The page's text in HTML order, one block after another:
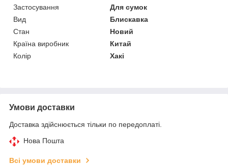
Застосування
Для сумок
Вид
Блискавка
Стан
Новий
Країна виробник
Китай
Колір
Хакі
Умови доставки
Доставка здійснюється тільки по передоплаті.
Нова Пошта
Всі умови доставки